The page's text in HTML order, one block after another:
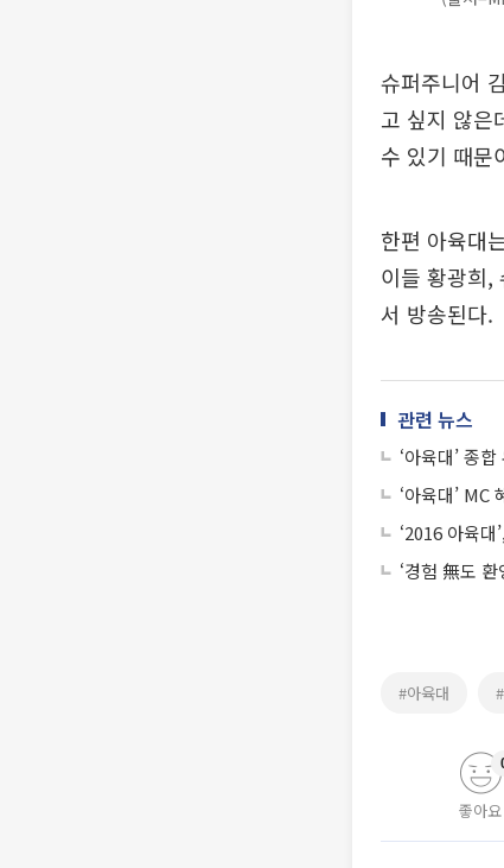
슈퍼주니어
고 싶지 않은
수 있기 때문
한편 아육대
이들 황광희,
서 방송된다.
관련 뉴스
‘아육대’ 종
‘아육대’ MC
‘2016 아육대
‘경험 無도
#아육대
좋아요